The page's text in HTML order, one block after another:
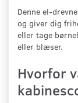
Denne el-
og giver dig
eller tage
eller blæser.
Hvorfor